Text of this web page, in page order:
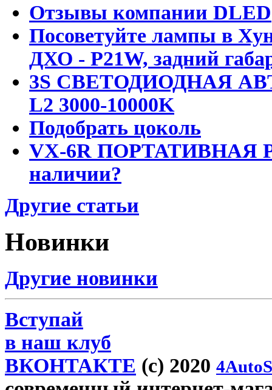
Отзывы компании DLED
Посоветуйте лампы в
ДХО - P21W, задний
3S СВЕТОДИОДНАЯ
L2 3000-10000K
Подобрать цоколь
VX-6R ПОРТАТИВНАЯ
наличии?
Другие статьи
Новинки
Другие новинки
Вступай
в наш клуб
ВКОНТАКТЕ (c) 2020